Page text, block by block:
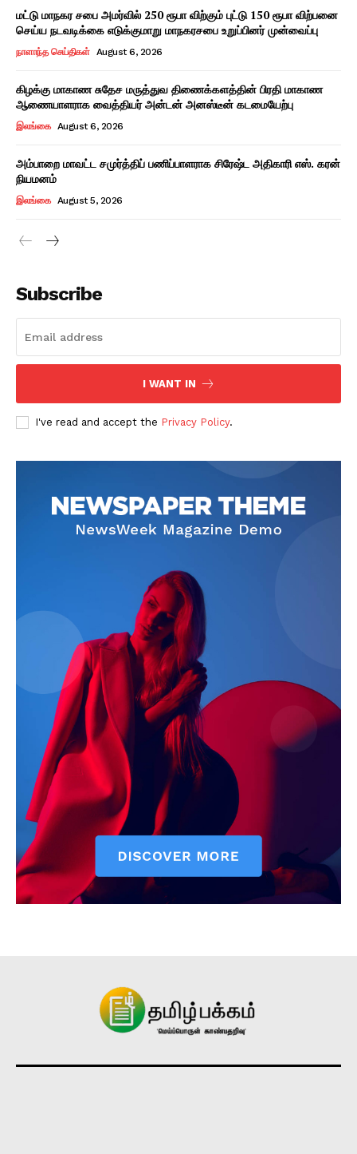
மட்டு மாநகர சபை அமர்வில் 250 ரூபா விற்கும் புட்டு 150 ரூபா விற்பனை
செய்ய நடவடிக்கை எடுக்குமாறு மாநகரசபை உறுப்பினர் முன்வைப்பு
நாளாந்த செய்திகள் August 6, 2026
கிழக்கு மாகாண சுதேச மருத்துவ திணைக்களத்தின் பிரதி மாகாண
ஆணையாளராக வைத்தியர் அன்டன் அனஸ்டீன் கடமையேற்பு
இலங்கை August 6, 2026
அம்பாறை மாவட்ட சமுர்த்திப் பணிப்பாளராக சிரேஷ்ட அதிகாரி எஸ். கரன்
நியமனம்
இலங்கை August 5, 2026
Subscribe
I WANT IN
I've read and accept the Privacy Policy.